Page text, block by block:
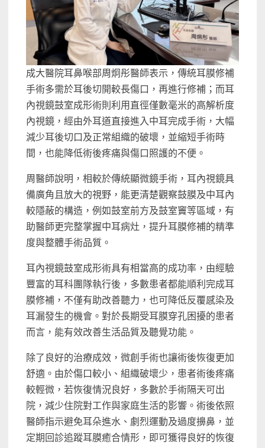
成大醫院耳鼻喉部周炯彤醫師表示，傳統耳膜修補
手術多需於耳後切開較長傷口，再進行修補；而耳
內視鏡鼓室成形術則利用直徑僅數毫米的高解析度
內視鏡，經由外耳道直接進入中耳完成手術，大幅
減少耳後切口及正常組織的破壞，並縮短手術時
間，也能降低術後疼痛與傷口照護的不便。
周醫師說明，相較於傳統顯微鏡手術，耳內視鏡具
備廣角且放大的視野，能更清楚觀察鼓膜及中耳內
較隱蔽的構造，例如鼓室前方及鼓室竇等區域，有
助醫師更完整掌握中耳病灶，提升耳膜修補的精準
度與整體手術品質。
耳內視鏡鼓室成形術具有相當高的成功率，由經驗
豐富的耳科團隊執行後，多數患者都能順利完成耳
膜修補，不僅有助改善聽力，也可降低反覆感染及
耳漏發生的機會。對於長期受耳膜穿孔困擾的患者
而言，能有效改善生活品質及聽覺功能。
除了良好的治療成效，微創手術也讓術後恢復更加
舒適。由於傷口較小、組織破壞少，患者術後疼痛
較輕微，若恢復情況良好，多數於手術隔天可出
院，減少住院對工作與家庭生活的影響。術後依照
醫師指示避免耳朵進水、劇烈運動及過度擤鼻，並
定期回診追蹤耳膜癒合情形，即可獲得良好的恢復